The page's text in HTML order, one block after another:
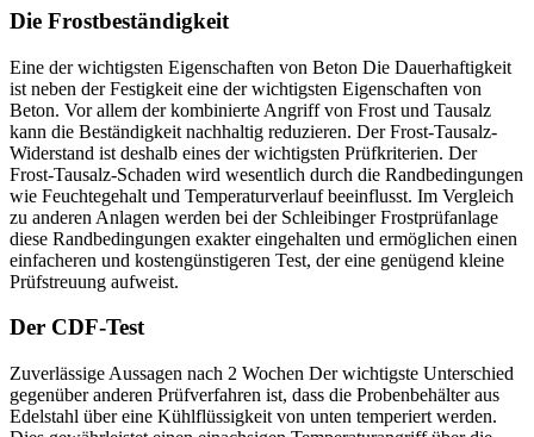
Die Frostbeständigkeit
Eine der wichtigsten Eigenschaften von Beton Die Dauerhaftigkeit
ist neben der Festigkeit eine der wichtigsten Eigenschaften von
Beton. Vor allem der kombinierte Angriff von Frost und Tausalz
kann die Beständigkeit nachhaltig reduzieren. Der Frost-Tausalz-
Widerstand ist deshalb eines der wichtigsten Prüfkriterien. Der
Frost-Tausalz-Schaden wird wesentlich durch die Randbedingungen
wie Feuchtegehalt und Temperaturverlauf beeinflusst. Im Vergleich
zu anderen Anlagen werden bei der Schleibinger Frostprüfanlage
diese Randbedingungen exakter eingehalten und ermöglichen einen
einfacheren und kostengünstigeren Test, der eine genügend kleine
Prüfstreuung aufweist.
Der CDF-Test
Zuverlässige Aussagen nach 2 Wochen Der wichtigste Unterschied
gegenüber anderen Prüfverfahren ist, dass die Probenbehälter aus
Edelstahl über eine Kühlflüssigkeit von unten temperiert werden.